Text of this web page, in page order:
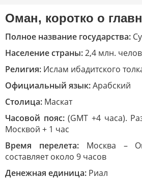
Оман, коротко о
Полное название государства:
Население страны:2,4 млн.
Религия: Ислам ибадитского
Официальный язык:Арабский
Столица: Маскат
Часовой пояс:(GMT +4 часа).
Москвой + 1 час
Время перелета:Москва –
составляет около 9 часов
Денежная единица: Риал